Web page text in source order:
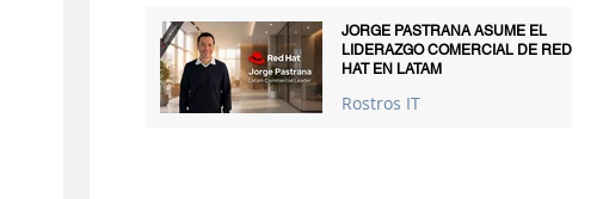
JORGE PASTRANA ASUME EL
LIDERAZGO COMERCIAL DE RED
HAT EN LATAM
Rostros IT